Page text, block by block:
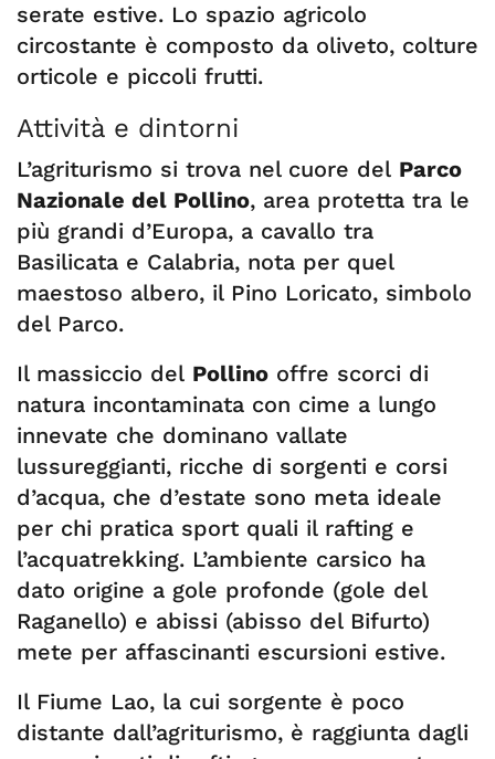
serate estive. Lo spazio agricolo
circostante è composto da oliveto, colture
orticole e piccoli frutti.
Attività e dintorni
L’agriturismo si trova nel cuore del Parco
Nazionale del Pollino, area protetta tra le
più grandi d’Europa, a cavallo tra
Basilicata e Calabria, nota per quel
maestoso albero, il Pino Loricato, simbolo
del Parco.
Il massiccio del Pollino offre scorci di
natura incontaminata con cime a lungo
innevate che dominano vallate
lussureggianti, ricche di sorgenti e corsi
d’acqua, che d’estate sono meta ideale
per chi pratica sport quali il rafting e
l’acquatrekking. L’ambiente carsico ha
dato origine a gole profonde (gole del
Raganello) e abissi (abisso del Bifurto)
mete per affascinanti escursioni estive.
Il Fiume Lao, la cui sorgente è poco
distante dall’agriturismo, è raggiunta dagli